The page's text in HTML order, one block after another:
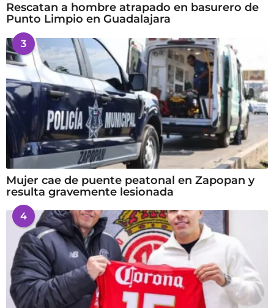
Rescatan a hombre atrapado en basurero de
Punto Limpio en Guadalajara
3
Mujer cae de puente peatonal en Zapopan y
resulta gravemente lesionada
4